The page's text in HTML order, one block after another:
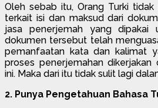
Oleh sebab itu, Orang Turki
terkait isi dan maksud dari
jasa penerjemah yang dipakai
dokumen tersebut telah
pemanfaatan kata dan kalimat
proses penerjemahan
ini. Maka dari itu tidak sulit lagi
2. Punya Pengetahuan Bahasa